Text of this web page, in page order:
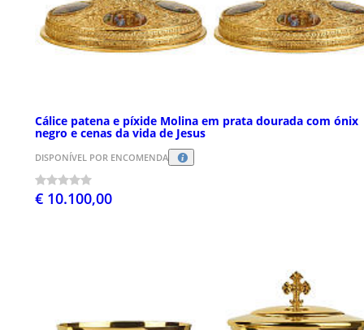
Cálice patena e píxide Molina em prata dourada com ónix
negro e cenas da vida de Jesus
DISPONÍVEL POR ENCOMENDA
€ 10.100,00